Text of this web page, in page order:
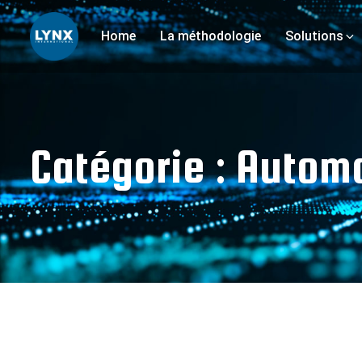
Home La méthodologie Solutions
Catégorie :